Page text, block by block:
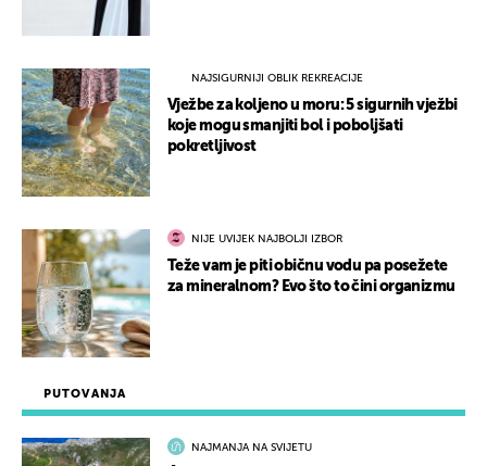
PUTOVANJA
NAJMANJA NA SVIJETU
NAJSIGURNIJI OBLIK REKREACIJE
Vježbe za koljeno u moru: 5 sigurnih vježbi
koje mogu smanjiti bol i poboljšati
pokretljivost
NIJE UVIJEK NAJBOLJI IZBOR
Teže vam je piti običnu vodu pa posežete
za mineralnom? Evo što to čini organizmu